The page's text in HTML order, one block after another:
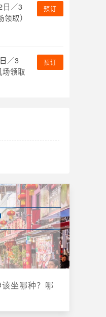
日／3
取）
预订
／3
领取
预订
坐哪种？哪